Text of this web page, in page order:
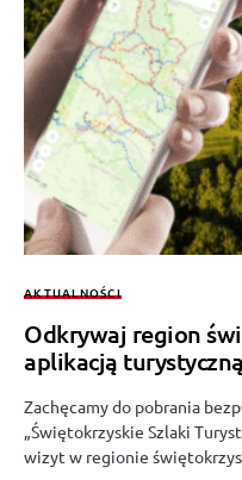
AKTUALNOŚCI
Odkrywaj region
aplikacją
Zachęcamy do pobrania
„Świętokrzyskie Szlaki
wizyt w regionie